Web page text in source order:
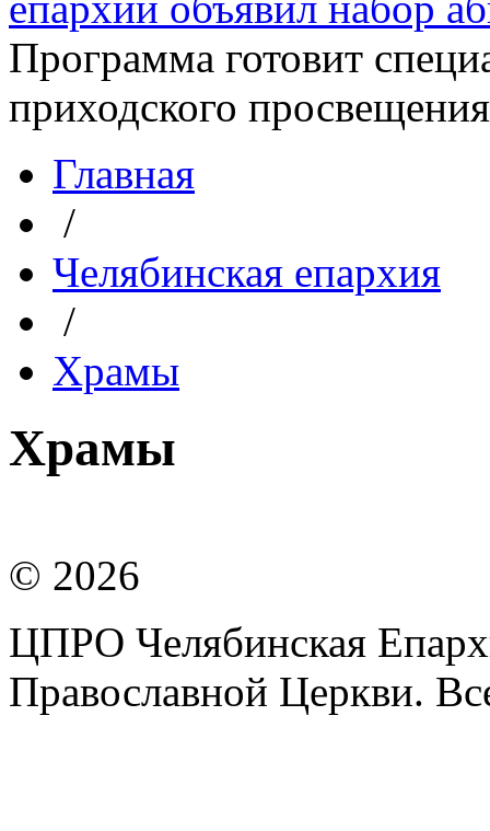
Программа готовит
приходского
Главная
/
Челябинская епархия
/
Храмы
Храмы
© 2026
ЦПРО Челябинская
Православной Церкви.